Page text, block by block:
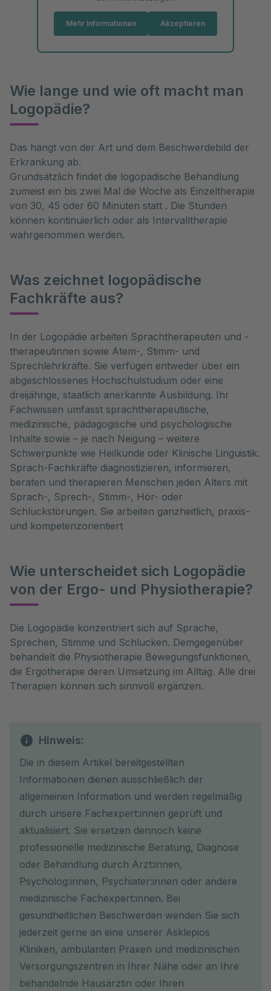
Mehr Informationen Akzeptieren
Wie lange und wie oft macht man
Logopädie?
Das hängt von der Art und dem Beschwerdebild der
Erkrankung ab.
Grundsätzlich findet die logopädische Behandlung
zumeist ein bis zwei Mal die Woche als Einzeltherapie
von 30, 45 oder 60 Minuten statt . Die Stunden
können kontinuierlich oder als Intervalltherapie
wahrgenommen werden.
Was zeichnet logopädische
Fachkräfte aus?
In der Logopädie arbeiten Sprachtherapeuten und -
therapeutinnen sowie Atem-, Stimm- und
Sprechlehrkräfte. Sie verfügen entweder über ein
abgeschlossenes Hochschulstudium oder eine
dreijährige, staatlich anerkannte Ausbildung. Ihr
Fachwissen umfasst sprachtherapeutische,
medizinische, pädagogische und psychologische
Inhalte sowie – je nach Neigung – weitere
Schwerpunkte wie Heilkunde oder Klinische Linguistik.
Sprach-Fachkräfte diagnostizieren, informieren,
beraten und therapieren Menschen jeden Alters mit
Sprach-, Sprech-, Stimm-, Hör- oder
Schluckstörungen. Sie arbeiten ganzheitlich, praxis-
und kompetenzorientiert
Wie unterscheidet sich Logopädie
von der Ergo- und Physiotherapie?
Die Logopädie konzentriert sich auf Sprache,
Sprechen, Stimme und Schlucken. Demgegenüber
behandelt die Physiotherapie Bewegungsfunktionen,
die Ergotherapie deren Umsetzung im Alltag. Alle drei
Therapien können sich sinnvoll ergänzen.
Hinweis:
Die in diesem Artikel bereitgestellten
Informationen dienen ausschließlich der
allgemeinen Information und werden regelmäßig
durch unsere Fachexpert:innen geprüft und
aktualisiert. Sie ersetzen dennoch keine
professionelle medizinische Beratung, Diagnose
oder Behandlung durch Ärzt:innen,
Psycholog:innen, Psychiater:innen oder andere
medizinische Fachexpert:innen. Bei
gesundheitlichen Beschwerden wenden Sie sich
jederzeit gerne an eine unserer Asklepios
Kliniken, ambulanten Praxen und medizinischen
Versorgungszentren in Ihrer Nähe oder an Ihre
behandelnde Hausärztin oder Ihren